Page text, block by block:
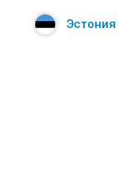
Эстония